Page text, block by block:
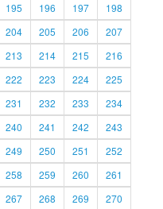
195 196 197
198
204 205 206
207
213 214 215
216
222 223 224
225
231 232 233
234
240 241 242
243
249 250 251
252
258 259 260
261
267 268 269 270